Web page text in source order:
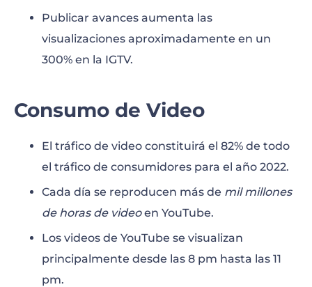
Publicar avances aumenta las
visualizaciones aproximadamente en un
300% en la IGTV.
Consumo de Video
El tráfico de video constituirá el 82% de todo
el tráfico de consumidores para el año 2022.
Cada día se reproducen más de mil millones
de horas de videoen YouTube.
Los videos de YouTube se visualizan
principalmente desde las 8 pm hasta las 11
pm.